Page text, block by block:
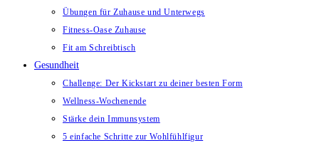
Übungen für Zuhause und Unterwegs
Fitness-Oase Zuhause
Fit am Schreibtisch
Gesundheit
Challenge: Der Kickstart zu deiner besten Form
Wellness-Wochenende
Stärke dein Immunsystem
5 einfache Schritte zur Wohlfühlfigur